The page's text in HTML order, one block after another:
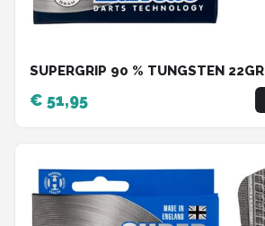
SUPERGRIP 90 % TUNGSTEN 22GR
€ 51,95